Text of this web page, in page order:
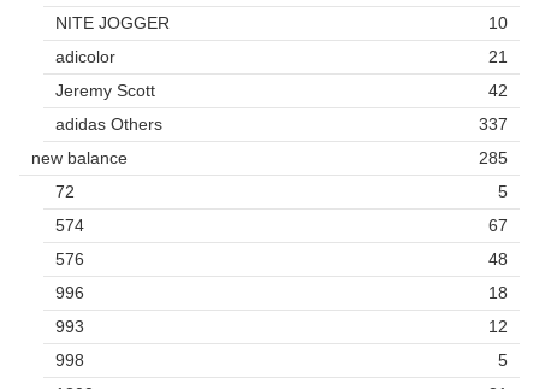
NITE JOGGER
10
adicolor
21
Jeremy Scott
42
adidas Others
337
new balance
285
72
5
574
67
576
48
996
18
993
12
998
5